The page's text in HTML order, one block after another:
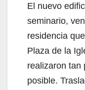
El nuevo
seminario,
residencia
Plaza de la
realizaron tan
posible.